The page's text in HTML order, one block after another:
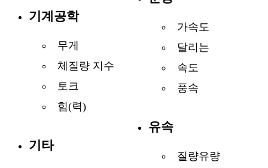
기계공학
무게
체질량 지수
토크
힘(력)
기타
가속도
달리는
속도
풍속
유속
질량유량